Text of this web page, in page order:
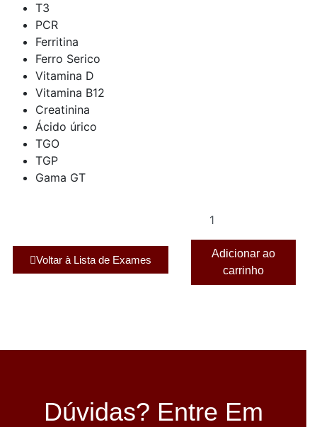
T3
PCR
Ferritina
Ferro Serico
Vitamina D
Vitamina B12
Creatinina
Ácido úrico
TGO
TGP
Gama GT
Voltar à Lista de Exames
Adicionar ao
carrinho
Dúvidas? Entre Em